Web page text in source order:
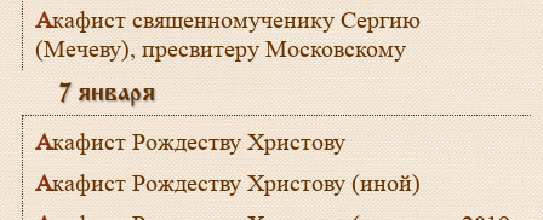
Акафист священномученику Сергию
(Мечеву), пресвитеру Московскому
7 января
Акафист Рождеству Христову
Акафист Рождеству Христову (иной)